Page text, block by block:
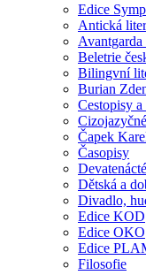
Edice
Antická
Beletrie
Bilingvní
Burian
Cestopisy
Čapek
Časopisy
Dětská a
Divadlo,
Edice KOD
Edice OKO
Edice
Filosofie